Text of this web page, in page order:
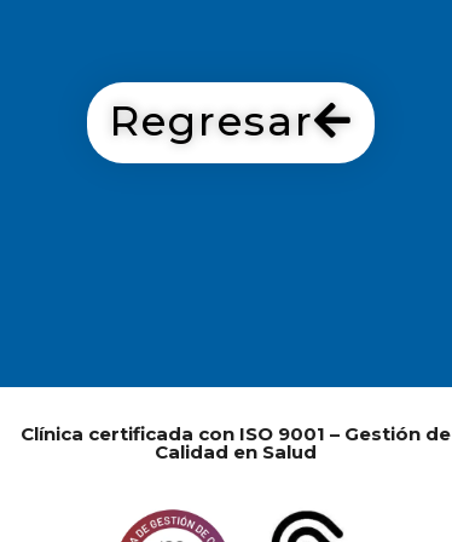
Regresar
Clínica certificada con ISO 9001 – Gestión de
Calidad en Salud